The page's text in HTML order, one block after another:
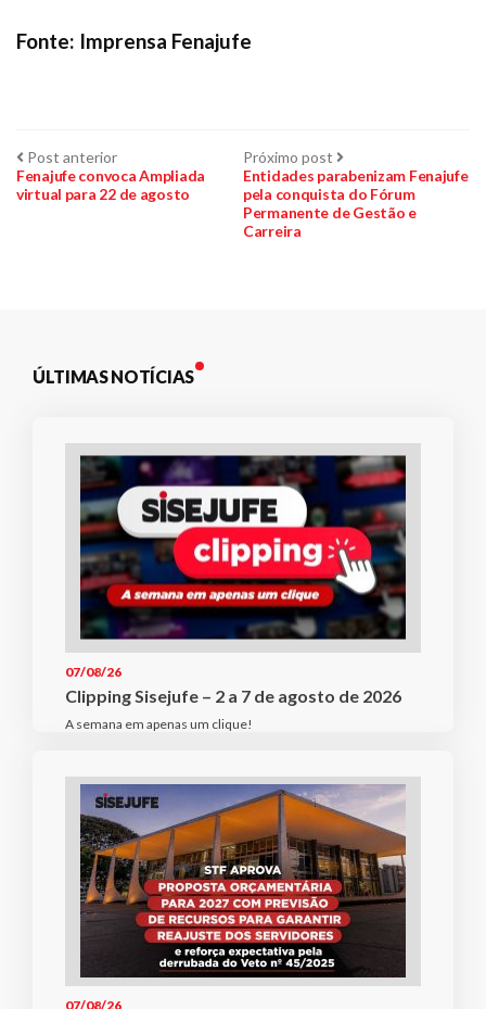
Fonte: Imprensa Fenajufe
Navegação
de
Post anteriorPost
anterior:
Fenajufe convoca Ampliada
virtual para 22 de agosto
Próximo post Próximo
post:
Entidades parabenizam Fenajufe
pela conquista do Fórum
Permanente de Gestão e
Carreira
ÚLTIMAS NOTÍCIAS
07/08/26
Clipping Sisejufe – 2 a 7 de agosto de 2026
A semana em apenas um clique!
07/08/26